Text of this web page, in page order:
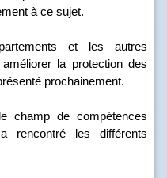
à ce sujet.
et les autres
la protection des
prochainement.
champ de compétences
rencontré les différents